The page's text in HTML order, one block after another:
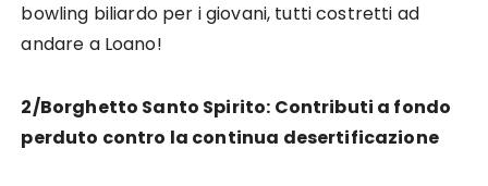
bowling biliardo per i giovani, tutti costretti ad
andare a Loano!
2/Borghetto Santo Spirito: Contributi a fondo
perduto contro la continua desertificazione